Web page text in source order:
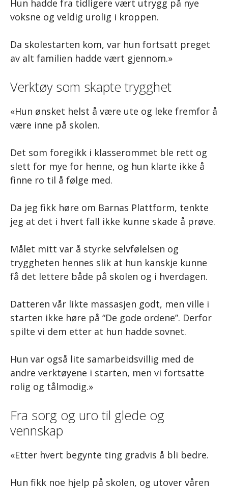
Hun hadde fra tidligere vært utrygg på nye
voksne og veldig urolig i kroppen.
Da skolestarten kom, var hun fortsatt preget
av alt familien hadde vært gjennom.»
Verktøy som skapte trygghet
«Hun ønsket helst å være ute og leke fremfor å
være inne på skolen.
Det som foregikk i klasserommet ble rett og
slett for mye for henne, og hun klarte ikke å
finne ro til å følge med.
Da jeg fikk høre om Barnas Plattform, tenkte
jeg at det i hvert fall ikke kunne skade å prøve.
Målet mitt var å styrke selvfølelsen og
tryggheten hennes slik at hun kanskje kunne
få det lettere både på skolen og i hverdagen.
Datteren vår likte massasjen godt, men ville i
starten ikke høre på “De gode ordene”. Derfor
spilte vi dem etter at hun hadde sovnet.
Hun var også lite samarbeidsvillig med de
andre verktøyene i starten, men vi fortsatte
rolig og tålmodig.»
Fra sorg og uro til glede og
vennskap
«Etter hvert begynte ting gradvis å bli bedre.
Hun fikk noe hjelp på skolen, og utover våren